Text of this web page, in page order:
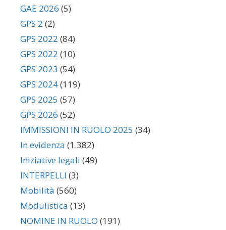
GAE 2026 (5)
GPS 2 (2)
GPS 2022 (84)
GPS 2022 (10)
GPS 2023 (54)
GPS 2024(119)
GPS 2025 (57)
GPS 2026 (52)
IMMISSIONI IN RUOLO 2025 (34)
In evidenza (1.382)
Iniziative legali (49)
INTERPELLI (3)
Mobilità (560)
Modulistica (13)
NOMINE IN RUOLO (191)